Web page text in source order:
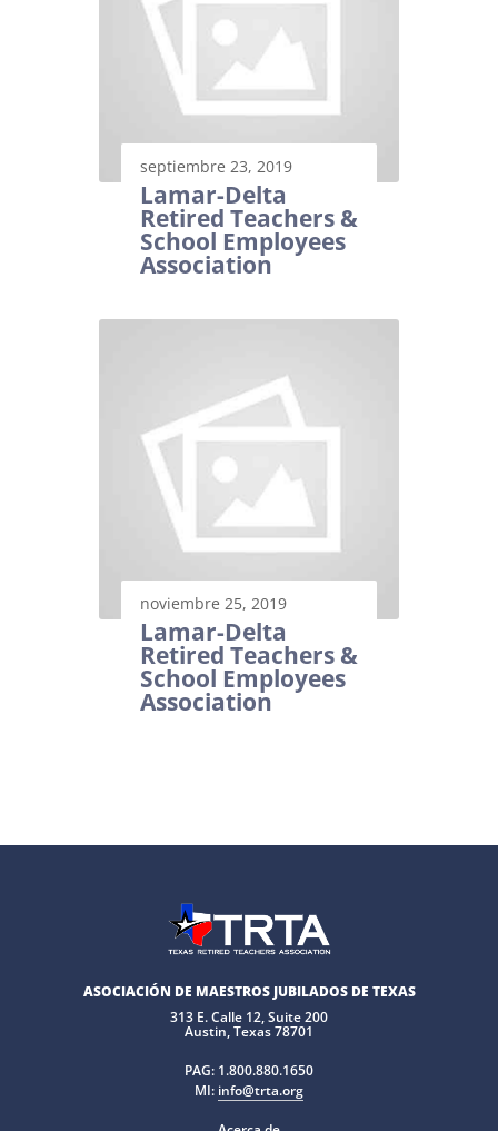
septiembre 23, 2019
Lamar-Delta
Retired Teachers &
School Employees
Association
noviembre 25, 2019
Lamar-Delta
Retired Teachers &
School Employees
Association
ASOCIACIÓN DE MAESTROS JUBILADOS DE TEXAS
313 E. Calle 12, Suite 200
Austin, Texas 78701
PAG: 1.800.880.1650
MI: info@trta.org